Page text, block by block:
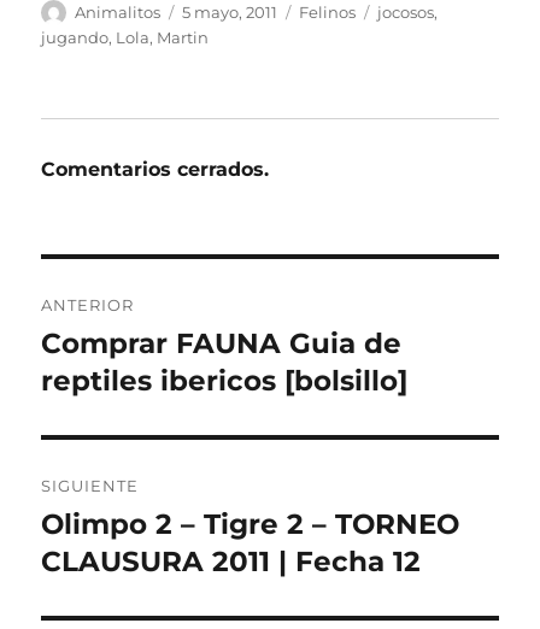
Autor
Animalitos
Publicado
el
5 mayo, 2011 Categorías
Felinos Etiquetas
jocosos,
jugando, Lola, Martin
Comentarios cerrados.
de
entradas
ANTERIOR
Entrada
anterior:
Comprar FAUNA Guia de
reptiles ibericos [bolsillo]
SIGUIENTE
Entrada
siguiente:
Olimpo 2 – Tigre 2 – TORNEO
CLAUSURA 2011 | Fecha 12